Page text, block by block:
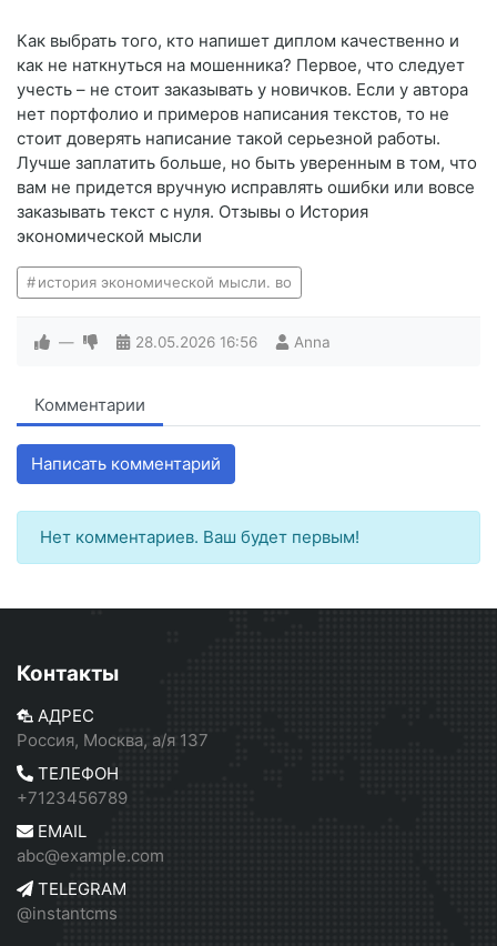
Как выбрать того, кто напишет диплом качественно и
как не наткнуться на мошенника? Первое, что следует
учесть – не стоит заказывать у новичков. Если у автора
нет портфолио и примеров написания текстов, то не
стоит доверять написание такой серьезной работы.
Лучше заплатить больше, но быть уверенным в том, что
вам не придется вручную исправлять ошибки или вовсе
заказывать текст с нуля. Отзывы о История
экономической мысли
история экономической мысли. во
— 28.05.2026 16:56 Anna
Комментарии
Написать комментарий
Нет комментариев. Ваш будет первым!
Контакты
АДРЕС
Россия, Москва, а/я 137
ТЕЛЕФОН
+7123456789
EMAIL
abc@example.com
TELEGRAM
@instantcms